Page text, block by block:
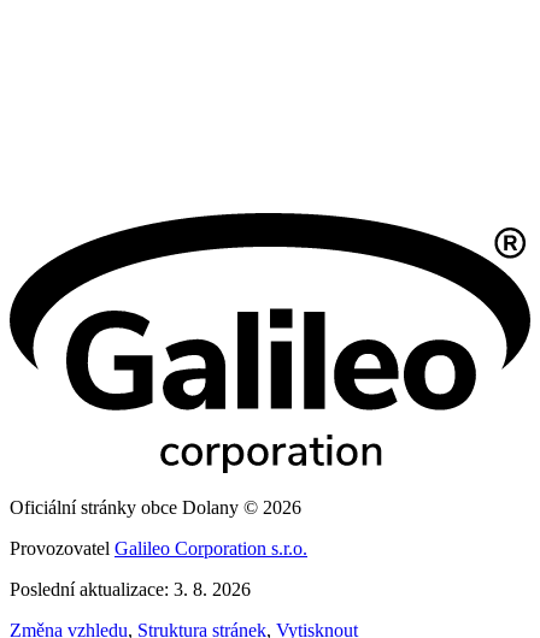
Oficiální stránky obce Dolany © 2026
Provozovatel Galileo Corporation s.r.o.
Poslední aktualizace: 3. 8. 2026
Změna vzhledu, Struktura stránek, Vytisknout